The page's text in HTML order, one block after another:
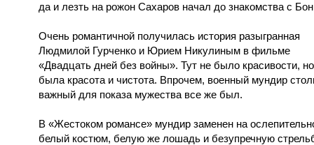
да и лезть на рожон Сахаров начал до знакомства с
Очень романтичной получилась история разыгранная
Людмилой Гурченко и Юрием Никулиным в фильме
«Двадцать дней без войны». Тут не было красивости, но
была красота и чистота. Впрочем, военный мундир
важный для показа мужества все же был.
В «Жестоком романсе» мундир заменен на
белый костюм, белую же лошадь и безупречную